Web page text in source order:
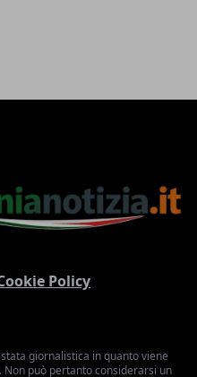
Policy
giornalistica in quanto viene
può pertanto considerarsi un